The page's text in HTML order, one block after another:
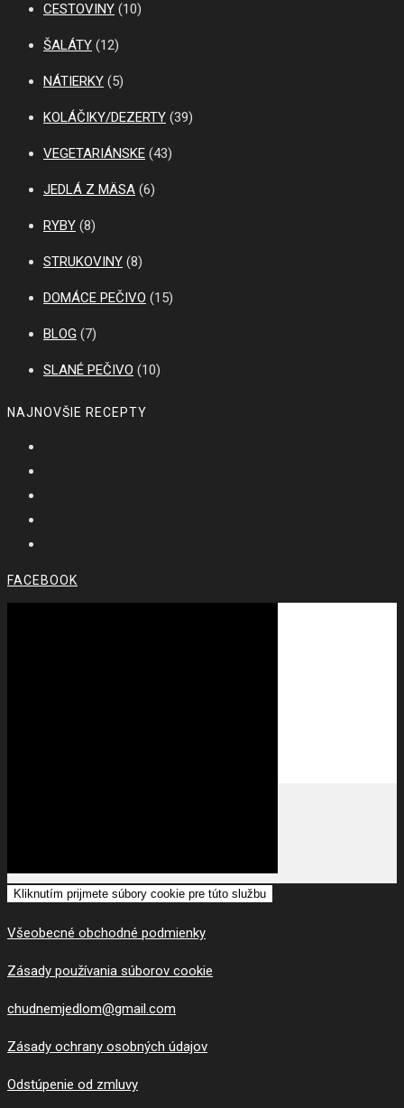
CESTOVINY (10)
ŠALÁTY (12)
NÁTIERKY (5)
KOLÁČIKY/DEZERTY (39)
VEGETARIÁNSKE (43)
JEDLÁ Z MÄSA (6)
RYBY (8)
STRUKOVINY (8)
DOMÁCE PEČIVO (15)
BLOG (7)
SLANÉ PEČIVO (10)
NAJNOVŠIE RECEPTY
FACEBOOK
Kliknutím prijmete súbory cookie pre túto službu
Všeobecné obchodné podmienky
Zásady používania súborov cookie
chudnemjedlom@gmail.com
Zásady ochrany osobných údajov
Odstúpenie od zmluvy